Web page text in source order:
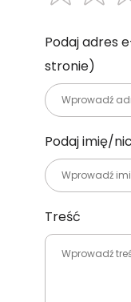
Podaj adres
stronie)
Podaj imię/
Treść